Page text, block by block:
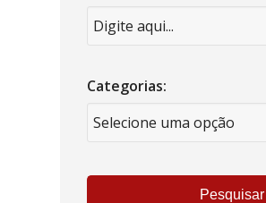
Categorias:
Pesquisar